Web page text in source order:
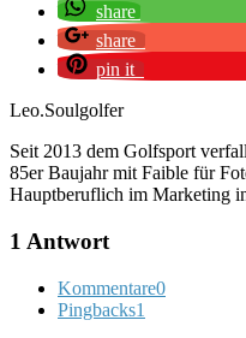
share
share
pin it
Leo.Soulgolfer
Seit 2013 dem Golfsport
85er Baujahr mit Faible für
Hauptberuflich im Marketing
1 Antwort
Kommentare0
Pingbacks1